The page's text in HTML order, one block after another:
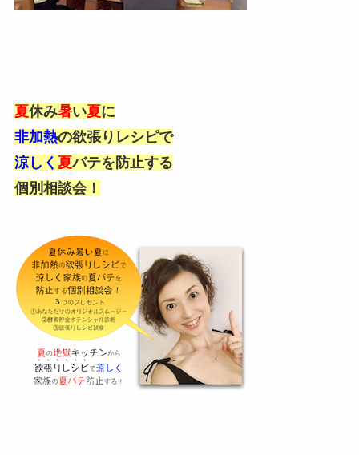
夏休み暑い夏に
非加熱の欲張りレシピで
涼しく 夏バテを防止する
個別相談会！